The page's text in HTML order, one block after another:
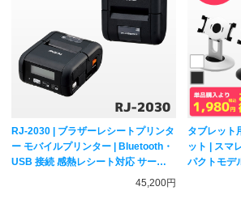
RJ-2030 | ブラザーレシートプリンタ
ー モバイルプリンター | Bluetooth・
USB 接続 感熱レシート対応 サーマ
45,200円
タブレット
ット | スマ
パクトモデ
B20 E-A4